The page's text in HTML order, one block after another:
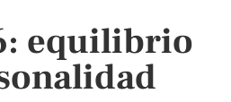
equilibrio